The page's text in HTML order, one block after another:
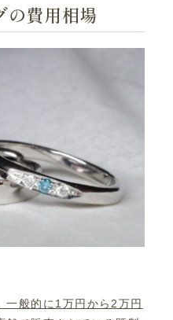
の費用相場
一般的に1万円から2万円